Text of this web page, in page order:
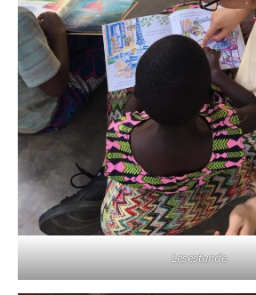
Lesestunde